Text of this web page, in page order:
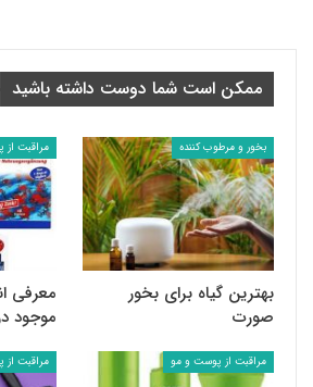
ممکن است شما دوست داشته باشید
بخور و مرطوب کننده
بهترین گیاه برای بخور
صورت
مراقبت
معرفی
موجود
مراقبت از پوست و مو مراقبت